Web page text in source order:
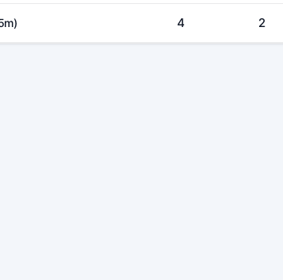
4 2